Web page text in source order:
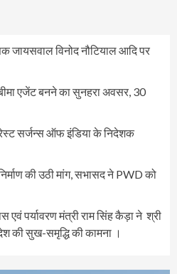
जायसवाल विनोद नौटियाल आदि पर
एजेंट बनने का सुनहरा अवसर, 30
सर्जन्स ऑफ इंडिया के निदेशक
की उठी मांग, सभासद ने PWD को
एवं पर्यावरण मंत्री राम सिंह कैड़ा ने श्री
की सुख-समृद्धि की कामना ।